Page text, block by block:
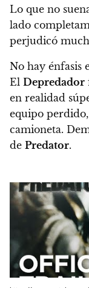
Lo que no
lado
perjudicó
No hay énfasis
El Depredador
en realidad
equipo perdido,
camioneta.
de Predator.